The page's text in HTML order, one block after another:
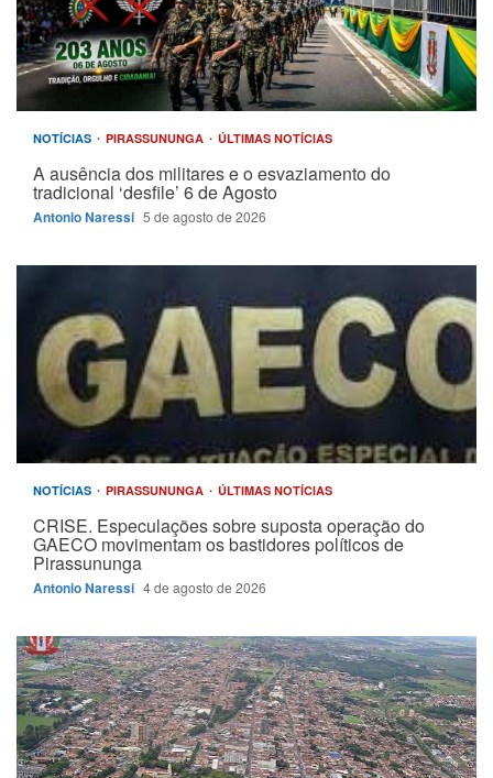
NOTÍCIAS PIRASSUNUNGA ÚLTIMAS NOTÍCIAS
A ausência dos militares e o esvaziamento do
tradicional ‘desfile’ 6 de Agosto
Antonio Naressi 5 de agosto de 2026
NOTÍCIAS PIRASSUNUNGA ÚLTIMAS NOTÍCIAS
CRISE. Especulações sobre suposta operação do
GAECO movimentam os bastidores políticos de
Pirassununga
Antonio Naressi 4 de agosto de 2026